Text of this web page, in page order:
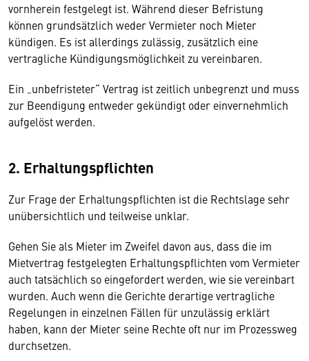
vornherein festgelegt ist. Während dieser Befristung
können grundsätzlich weder Vermieter noch Mieter
kündigen. Es ist allerdings zulässig, zusätzlich eine
vertragliche Kündigungsmöglichkeit zu vereinbaren.
Ein „unbefristeter“ Vertrag ist zeitlich unbegrenzt und muss
zur Beendigung entweder gekündigt oder einvernehmlich
aufgelöst werden.
2. Erhaltungspflichten
Zur Frage der Erhaltungspflichten ist die Rechtslage sehr
unübersichtlich und teilweise unklar.
Gehen Sie als Mieter im Zweifel davon aus, dass die im
Mietvertrag festgelegten Erhaltungspflichten vom Vermieter
auch tatsächlich so eingefordert werden, wie sie vereinbart
wurden. Auch wenn die Gerichte derartige vertragliche
Regelungen in einzelnen Fällen für unzulässig erklärt
haben, kann der Mieter seine Rechte oft nur im Prozessweg
durchsetzen.